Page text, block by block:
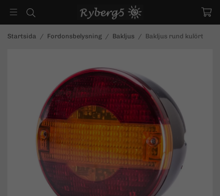
Startsida / Fordonsbelysning / Bakljus / Bakljus rund kulört